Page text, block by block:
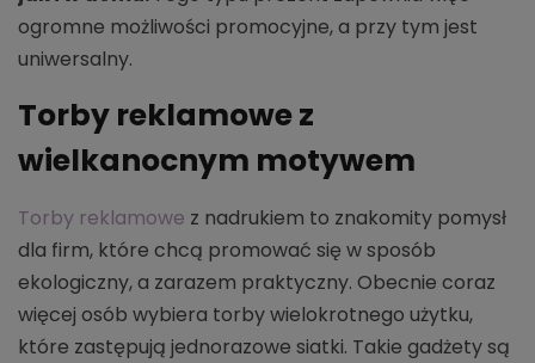
ogromne możliwości promocyjne, a przy tym jest
uniwersalny.
Torby reklamowe z
wielkanocnym motywem
Torby reklamowe z nadrukiem to znakomity pomysł
dla firm, które chcą promować się w sposób
ekologiczny, a zarazem praktyczny. Obecnie coraz
więcej osób wybiera torby wielokrotnego użytku,
które zastępują jednorazowe siatki. Takie gadżety są